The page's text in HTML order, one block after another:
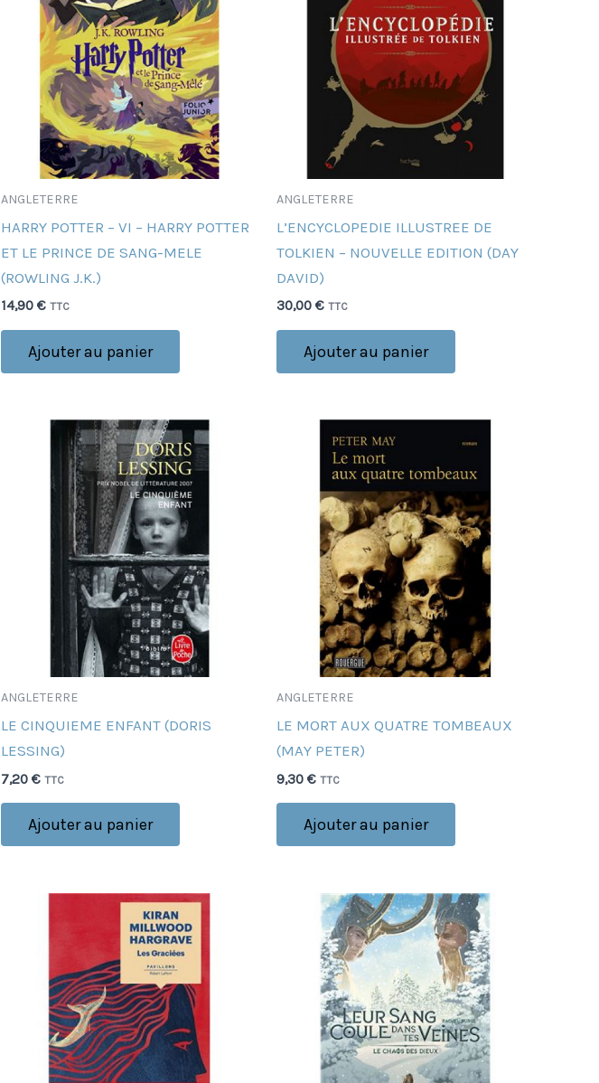
ANGLETERRE
HARRY POTTER – VI – HARRY POTTER
ET LE PRINCE DE SANG-MELE
(ROWLING J.K.)
14,90 € TTC
Ajouter au panier
ANGLETERRE
L’ENCYCLOPEDIE ILLUSTREE DE
TOLKIEN – NOUVELLE EDITION (DAY
DAVID)
30,00 € TTC
Ajouter au panier
ANGLETERRE
LE CINQUIEME ENFANT (DORIS
LESSING)
7,20 € TTC
Ajouter au panier
ANGLETERRE
LE MORT AUX QUATRE TOMBEAUX
(MAY PETER)
9,30 € TTC
Ajouter au panier